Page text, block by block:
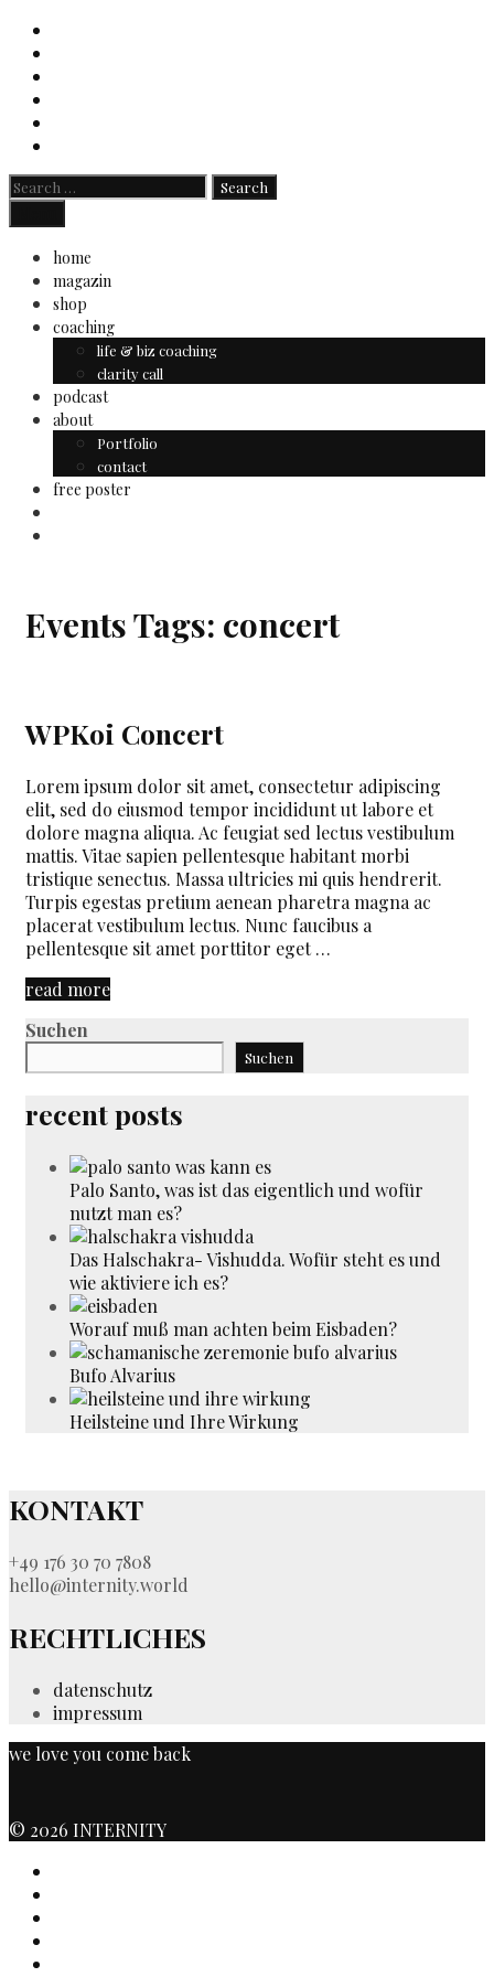
Skip
content
Search
for:
Search
home
magazin
shop
coaching
life & biz coaching
clarity call
podcast
about
Portfolio
contact
free poster
Events Tags: concert
WPKoi Concert
Lorem ipsum dolor sit amet, consectetur adipiscing
elit, sed do eiusmod tempor incididunt ut labore et
dolore magna aliqua. Ac feugiat sed lectus vestibulum
mattis. Vitae sapien pellentesque habitant morbi
tristique senectus. Massa ultricies mi quis hendrerit.
Turpis egestas pretium aenean pharetra magna ac
placerat vestibulum lectus. Nunc faucibus a
pellentesque sit amet porttitor eget …
read moreWPKoi
Suchen
Suchen
recent posts
Palo Santo, was ist das eigentlich und wofür
nutzt man es?
Das Halschakra- Vishudda. Wofür steht es und
wie aktiviere ich es?
Worauf muß man achten beim Eisbaden?
Bufo Alvarius
Heilsteine und Ihre Wirkung
KONTAKT
+49 176 30 70 7808
hello@internity.world
RECHTLICHES
datenschutz
impressum
we love you come back
© 2026 INTERNITY